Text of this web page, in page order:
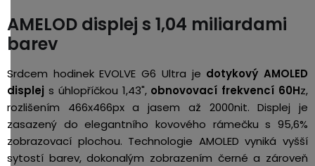
AMELOD displej s 1,04 miliardami
barev
Srdcem hodinek EVOLVE G6 Ultra je dotykový AMOLED
displej s úhlopříčkou 1,43", obnovovací frekvencí 60Hz,
rozlišením 466x466px a jasem až 2000nit. Displej je
zasazený do elegantního kovového rámečku s 95,6%
zobrazovací plochou. Technologie AMOLED vyniká vyšší
sytostí barev, dokonalým zobrazením černé a zároveň